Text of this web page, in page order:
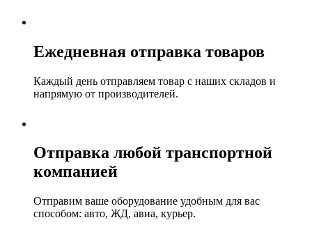
Ежедневная отправка товаров
Каждый день отправляем товар с наших складов и
напрямую от производителей.
Отправка любой транспортной
компанией
Отправим ваше оборудование удобным для вас
способом: авто, ЖД, авиа, курьер.